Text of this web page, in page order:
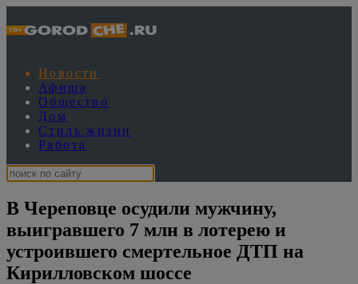
Новости
Афиша
Общество
Дом
Стиль жизни
Работа
В Череповце осудили мужчину,
выигравшего 7 млн в лотерею и
устроившего смертельное ДТП на
Кирилловском шоссе